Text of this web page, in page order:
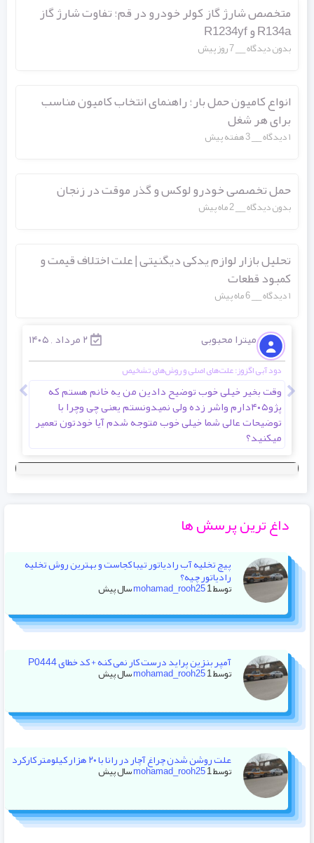
متخصص شارژ گاز کولر خودرو در قم؛ تفاوت شارژ گاز
R134a و R1234yf
بدون دیدگاه 7 روز پیش
انواع کامیون حمل بار؛ راهنمای انتخاب کامیون مناسب
برای هر شغل
3 هفته پیش
حمل تخصصی خودرو لوکس و گذر موقت در زنجان
بدون دیدگاه 2 ماه پیش
تحلیل بازار لوازم یدکی دیگنیتی | علت اختلاف قیمت و
کمبود قطعات
6 ماه پیش
میترا محبوبی ۲ مرداد , ۱۴۰۵
دود آبی اگزوز: علت‌های اصلی و روش‌های تشخیص
وقت بخیر خیلی خوب توضیح دادین من یه خانم هستم که
پژو۴۰۵دارم واشر زده ولی نمیدونستم یعنی چی وچرا با
توضیحات عالی شما خیلی خوب متوجه شدم آیا خودتون تعمیر
میکنید؟
داغ ترین پرسش ها
پیچ تخلیه آب رادیاتور تیبا کجاست و بهترین روش تخلیه
رادیاتور چیه؟
توسط mohamad_rooh251 سال پیش
آمپر بنزین پراید درست کار نمی کنه + کد خطای P0444
توسط mohamad_rooh251 سال پیش
علت روشن شدن چراغ آچار در رانا با ۲۰ هزار کیلومتر کارکرد
توسط mohamad_rooh251 سال پیش